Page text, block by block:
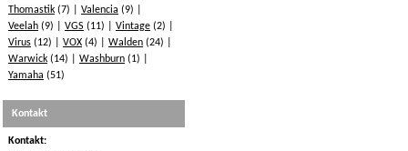
Thomastik (7) Valencia (9)
Veelah (9) VGS (11) Vintage (2)
Virus (12) VOX (4) Walden (24)
Warwick (14) Washburn (1)
Yamaha (51)
Kontakt
Kontakt: